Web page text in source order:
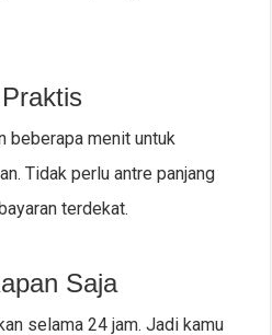
beberapa menit untuk
Tidak perlu antre panjang
terdekat.
Saja
selama 24 jam. Jadi kamu